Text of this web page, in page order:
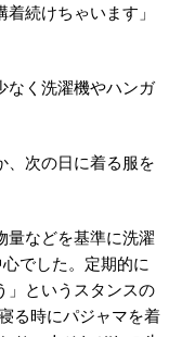
続けちゃいます」
なく洗濯機やハンガ
、次の日に着る服を
量などを基準に洗濯
でした。定期的に
」というスタンスの
る時にパジャマを着